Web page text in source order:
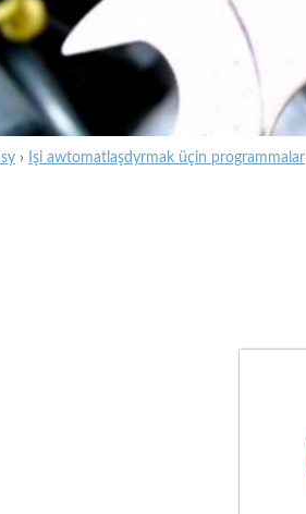
› Işi awtomatlaşdyrmak üçin programmalar